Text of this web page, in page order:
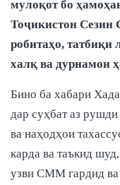
мулоқот бо
Тоҷикистон Сезин
робитаҳо, татбиқи
халқ ва дурнамои
Бино ба хабари
дар суҳбат аз
ва наҳодҳои
карда ва таъкид
узви СММ гардид